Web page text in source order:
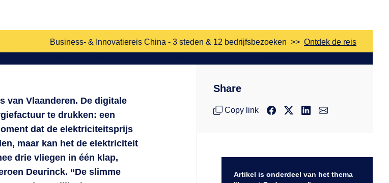
Business- & Innovatiereis China - 3 steden & 12 bedrijfsbezoeken >> Ontdek de reis
van Vlaanderen. De digitale
te drukken: een
dat de elektriciteitsprijs
maar kan het de elektriciteit
drie vliegen in één klap,
Deurinck. “De slimme
Share
Copy link
Artikel is onderdeel van het thema